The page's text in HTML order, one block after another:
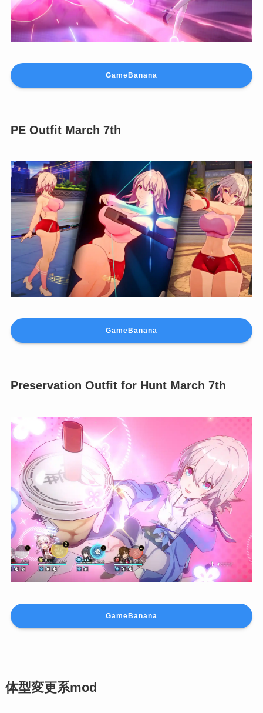
GameBanana
PE Outfit March 7th
GameBanana
Preservation Outfit for Hunt March 7th
GameBanana
体型変更系mod